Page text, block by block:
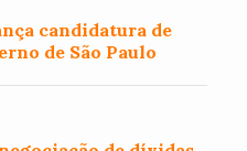
candidatura de
de São Paulo